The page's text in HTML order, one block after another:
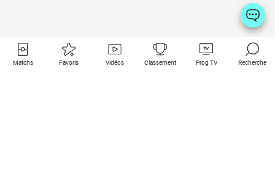
Matchs Favoris Vidéos Classement Prog TV Recherche